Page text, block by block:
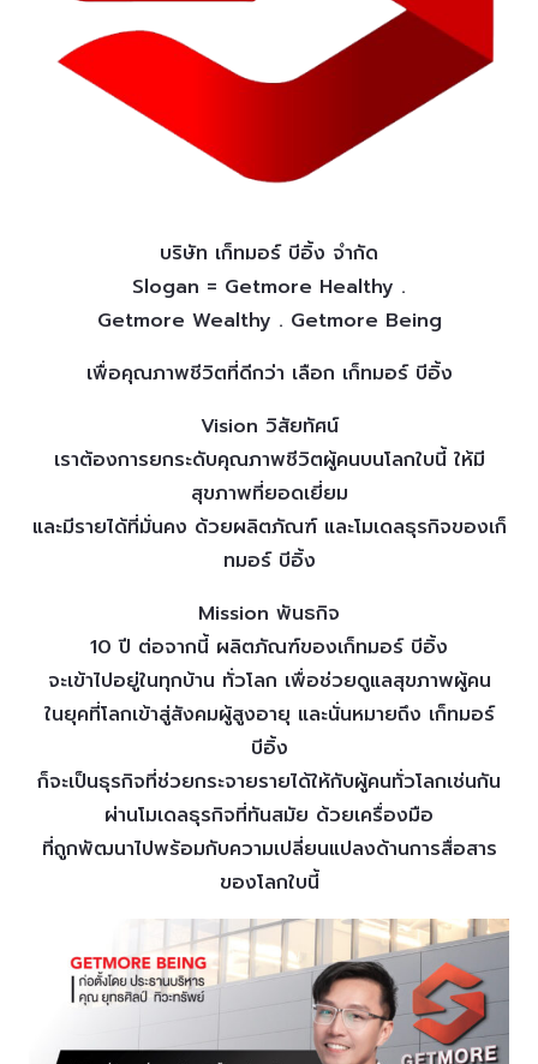
บริษัท เก็ทมอร์ บีอิ้ง จำกัด
Slogan = Getmore Healthy .
Getmore Wealthy . Getmore Being
เพื่อคุณภาพชีวิตที่ดีกว่า เลือก เก็ทมอร์ บีอิ้ง
Vision วิสัยทัศน์
เราต้องการยกระดับคุณภาพชีวิตผู้คนบนโลกใบนี้ ให้มี
สุขภาพที่ยอดเยี่ยม
และมีรายได้ที่มั่นคง ด้วยผลิตภัณฑ์ และโมเดลธุรกิจของเก็
ทมอร์ บีอิ้ง
Mission พันธกิจ
10 ปี ต่อจากนี้ ผลิตภัณฑ์ของเก็ทมอร์ บีอิ้ง
จะเข้าไปอยู่ในทุกบ้าน ทั่วโลก เพื่อช่วยดูแลสุขภาพผู้คน
ในยุคที่โลกเข้าสู่สังคมผู้สูงอายุ และนั่นหมายถึง เก็ทมอร์
บีอิ้ง
ก็จะเป็นธุรกิจที่ช่วยกระจายรายได้ให้กับผู้คนทั่วโลกเช่นกัน
ผ่านโมเดลธุรกิจที่ทันสมัย ด้วยเครื่องมือ
ที่ถูกพัฒนาไปพร้อมกับความเปลี่ยนแปลงด้านการสื่อสาร
ของโลกใบนี้